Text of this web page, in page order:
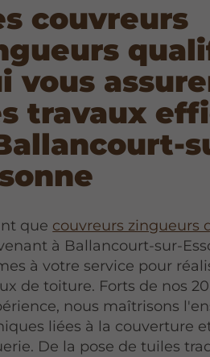
couvreurs
vous
travaux
que couvreurs zingueurs
à Ballancourt-sur-
à votre service pour
de toiture. Forts de nos
nous maîtrisons
liées à la couverture
De la pose de tuiles